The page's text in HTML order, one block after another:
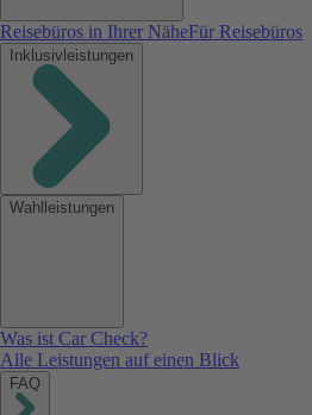
Reisebüros in Ihrer NäheFür Reisebüros
Inklusivleistungen
Wahlleistungen
Was ist Car Check?
Alle Leistungen auf einen Blick
FAQ